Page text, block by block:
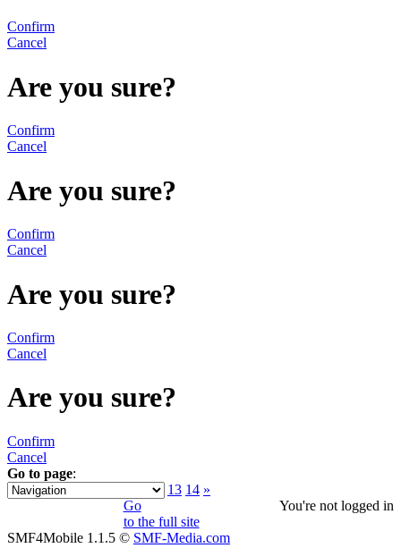
Confirm
Cancel
Are you sure?
Confirm
Cancel
Are you sure?
Confirm
Cancel
Are you sure?
Confirm
Cancel
Are you sure?
Confirm
Cancel
Go to page:
« 1 2 3 4 5 12 13 14 »
You're not logged in
Go
to the full site
SMF4Mobile 1.1.5 © SMF-Media.com